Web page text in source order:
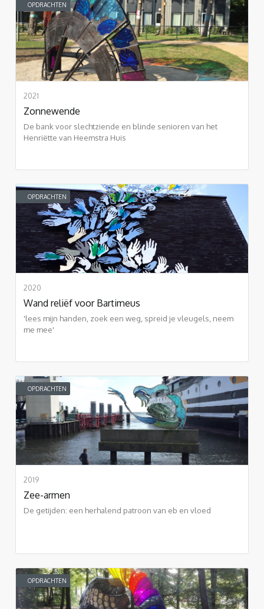
OPDRACHTEN
2021
Zonnewende
De bank voor slechtziende en blinde senioren van het
Henriëtte van Heemstra Huis
OPDRACHTEN
2020
Wand reliëf voor Bartimeus
'lees mijn handen, zoek een weg, spreid je vleugels, neem
me mee'
OPDRACHTEN
2019
Zee-armen
De getijden: een herhalend patroon van eb en vloed
OPDRACHTEN